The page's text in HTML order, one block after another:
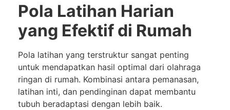
Pola Latihan Harian
yang Efektif di Rumah
Pola latihan yang terstruktur sangat penting
untuk mendapatkan hasil optimal dari olahraga
ringan di rumah. Kombinasi antara pemanasan,
latihan inti, dan pendinginan dapat membantu
tubuh beradaptasi dengan lebih baik.